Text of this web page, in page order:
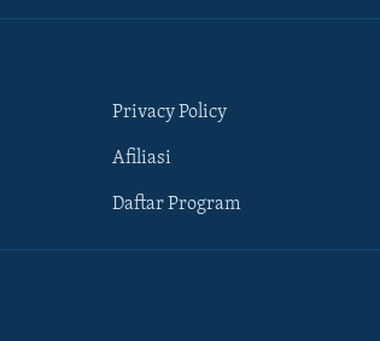
Privacy Policy
Afiliasi
Daftar Program